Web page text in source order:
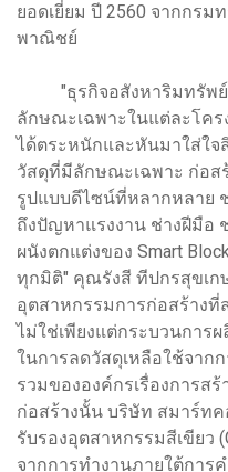
ยอดเยี่ยม ปี 2560 จากกร
พาณิชย์
"ธุรกิจอสังหาริมทรัพย์
ลักษณะเฉพาะในแต่ละโค
ได้ตระหนักและหันมาใส่ใจ
วัสดุที่มีลักษณะเฉพาะ ก่อส
รูปแบบดีไซน์ที่หลากหลาย
ถึงปัญหาแรงงาน ช่างฝีมือ
ผนังตกแต่งของ Smart
ทุกมิติ" คุณรังสี ทีปกรสุขเ
อุตสาหกรรมการก่อสร้างที่
ไม่ใช่เพียงแต่กระบวนการ
ในการลดวัสดุเหลือใช้จาก
รวมขององค์กรเรื่องการส
ก่อสร้างนั้น บริษัท สมาร์ท
รับรองอุตสาหกรรมสีเขียว
จากการทำงานภายใต้การ